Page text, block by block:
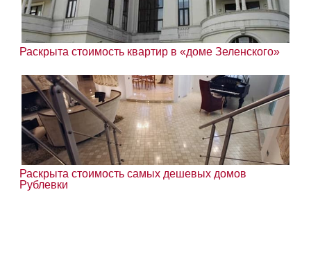
Раскрыта стоимость квартир в «доме Зеленского»
Раскрыта стоимость самых дешевых домов
Рублевки